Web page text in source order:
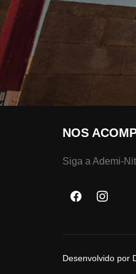
NOS
Siga a Ademi-
Desenvolvido por